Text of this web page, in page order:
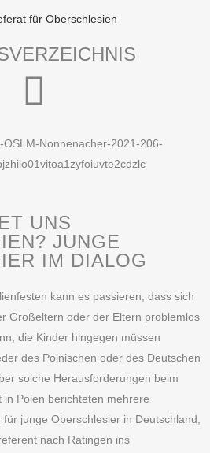
UNS
JUNGE
IM DIALOG
kann es passieren, dass sich
Großeltern oder der Eltern problemlos
die Kinder hingegen müssen
des Polnischen oder des Deutschen
solche Herausforderungen beim
in Polen berichteten mehrere
junge Oberschlesier in Deutschland,
nach Ratingen ins